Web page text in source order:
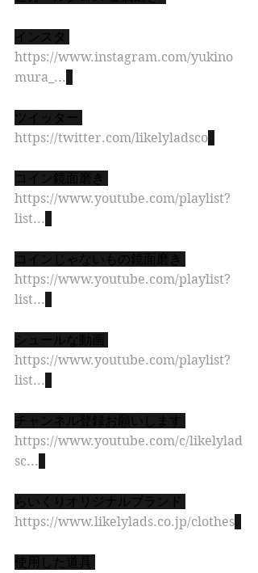
インスタ
https://www.instagram.com/yukino
mura_...
ツイッター
https://twitter.com/likelyladsco
コイン鏡面磨き
https://www.youtube.com/playlist?
list...
コインじゃないもの鏡面磨き
https://www.youtube.com/playlist?
list...
シュールな動画
https://www.youtube.com/playlist?
list...
チャンネル登録お願いします
https://www.youtube.com/c/likelylad
sc...
らいくりオリジナルブランド
https://www.likelylads.co.jp/clothes
使用した道具